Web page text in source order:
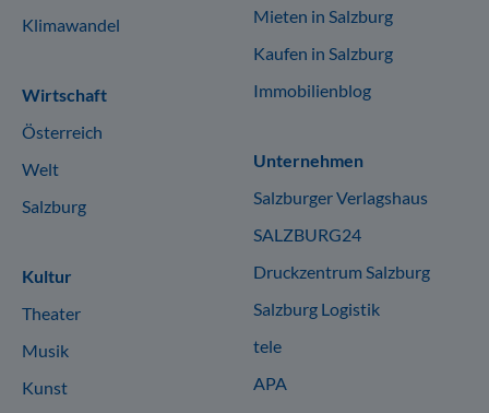
Klimawandel
Wirtschaft
Österreich
Welt
Salzburg
Kultur
Theater
Musik
Kunst
Mieten in Salzburg
Kaufen in Salzburg
Immobilienblog
Unternehmen
Salzburger Verlagshaus
SALZBURG24
Druckzentrum Salzburg
Salzburg Logistik
tele
APA